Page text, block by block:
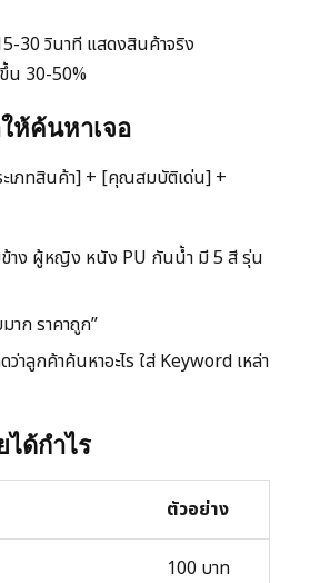
30 วินาที แสดงสินค้าจริง
น 30-50%
ห้ค้นหาเจอ
เภทสินค้า] + [คุณสมบัติเด่น] +
ยข้าง ผู้หญิง หนัง PU กันน้ำ มี 5 สี รุ่น
มาก ราคาถูก”
ว่าลูกค้าค้นหาอะไร ใส่ Keyword เหล่า
ได้กำไร
ตัวอย่าง
100 บาท